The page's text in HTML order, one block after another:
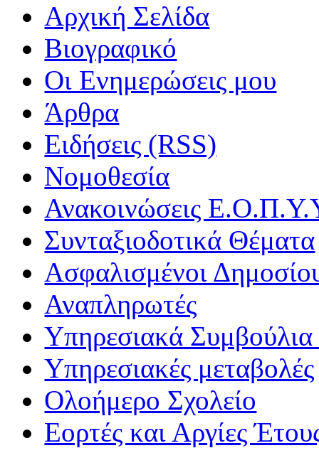
Αρχική Σελίδα
Βιογραφικό
Οι Ενημερώσεις μου
Άρθρα
Ειδήσεις (RSS)
Νομοθεσία
Ανακοινώσεις
Συνταξιοδοτικά Θέματα
Ασφαλισμένοι
Αναπληρωτές
Υπηρεσιακά
Υπηρεσιακές μεταβολές
Ολοήμερο Σχολείο
Εορτές και Αργίες